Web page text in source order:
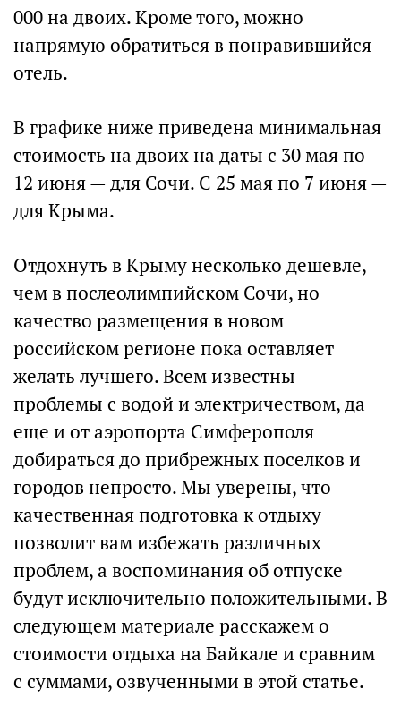
000 на двоих. Кроме того, можно
напрямую обратиться в понравившийся
отель.
В графике ниже приведена минимальная
стоимость на двоих на даты с 30 мая по
12 июня — для Сочи. С 25 мая по 7 июня —
для Крыма.
Отдохнуть в Крыму несколько дешевле,
чем в послеолимпийском Сочи, но
качество размещения в новом
российском регионе пока оставляет
желать лучшего. Всем известны
проблемы с водой и электричеством, да
еще и от аэропорта Симферополя
добираться до прибрежных поселков и
городов непросто. Мы уверены, что
качественная подготовка к отдыху
позволит вам избежать различных
проблем, а воспоминания об отпуске
будут исключительно положительными. В
следующем материале расскажем о
стоимости отдыха на Байкале и сравним
с суммами, озвученными в этой статье.